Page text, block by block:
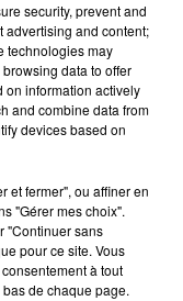
à la vie de chatelain
remix de « Love
Minogue
security, prevent and
advertising and content;
technologies may
data to offer
on information actively
and combine data from
devices based on
et fermer", ou affiner en
"Gérer mes choix".
"Continuer sans
pour ce site. Vous
à tout
de chaque page.